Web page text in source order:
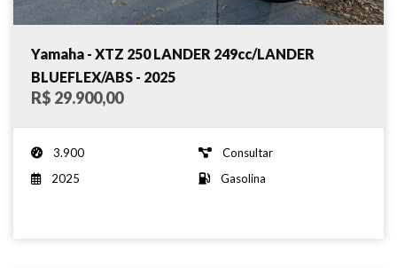
Yamaha - XTZ 250 LANDER 249cc/LANDER
BLUEFLEX/ABS - 2025
R$ 29.900,00
3.900
Consultar
2025
Gasolina